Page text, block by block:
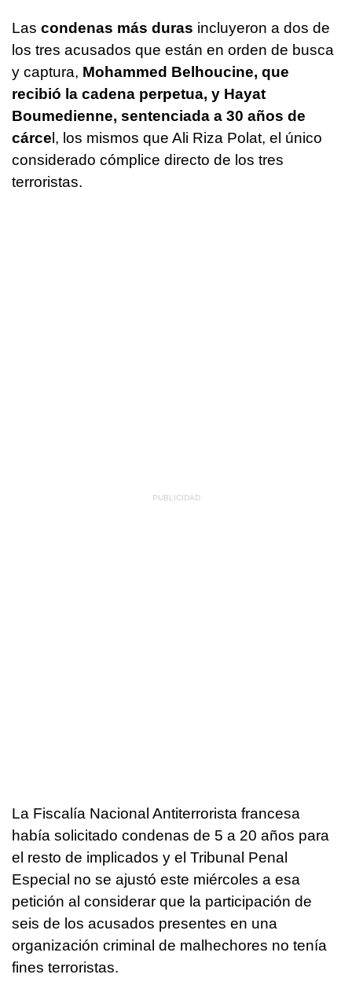
Las condenas más duras incluyeron a dos de
los tres acusados que están en orden de busca
y captura, Mohammed Belhoucine, que
recibió la cadena perpetua, y Hayat
Boumedienne, sentenciada a 30 años de
cárcel, los mismos que Ali Riza Polat, el único
considerado cómplice directo de los tres
terroristas.
La Fiscalía Nacional Antiterrorista francesa
había solicitado condenas de 5 a 20 años para
el resto de implicados y el Tribunal Penal
Especial no se ajustó este miércoles a esa
petición al considerar que la participación de
seis de los acusados presentes en una
organización criminal de malhechores no tenía
fines terroristas.